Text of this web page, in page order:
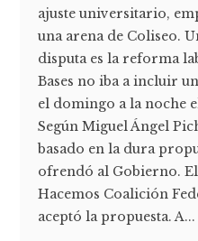
ajuste universitario,
una arena de Coliseo.
disputa es la reforma
Bases no iba a incluir
el domingo a la noche
Según Miguel Ángel
basado en la dura
ofrendó al Gobierno.
Hacemos Coalición
aceptó la propuesta. A...